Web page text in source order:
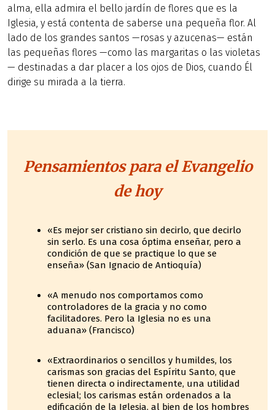
alma, ella admira el bello jardín de flores que es la
Iglesia, y está contenta de saberse una pequeña flor. Al
lado de los grandes santos —rosas y azucenas— están
las pequeñas flores —como las margaritas o las violetas
— destinadas a dar placer a los ojos de Dios, cuando Él
dirige su mirada a la tierra.
Pensamientos para el Evangelio
de hoy
«Es mejor ser cristiano sin decirlo, que decirlo
sin serlo. Es una cosa óptima enseñar, pero a
condición de que se practique lo que se
enseña» (San Ignacio de Antioquía)
«A menudo nos comportamos como
controladores de la gracia y no como
facilitadores. Pero la Iglesia no es una
aduana» (Francisco)
«Extraordinarios o sencillos y humildes, los
carismas son gracias del Espíritu Santo, que
tienen directa o indirectamente, una utilidad
eclesial; los carismas están ordenados a la
edificación de la Iglesia, al bien de los hombres